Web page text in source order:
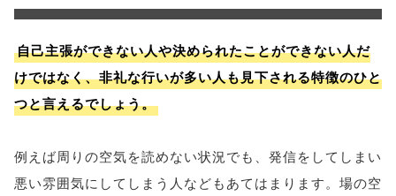
自己主張ができない人や決められたことができない人だ
けではなく、非礼な行いが多い人も見下される特徴のひと
つと言えるでしょう。
例えば周りの空気を読めない状況でも、発信をしてしまい
悪い雰囲気にしてしまう人などもあてはまります。場の空